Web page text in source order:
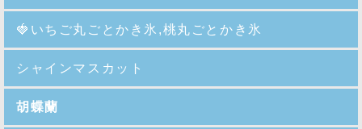
🍓 いちご丸ごとかき氷,桃丸ごとかき氷
シャインマスカット
胡蝶蘭